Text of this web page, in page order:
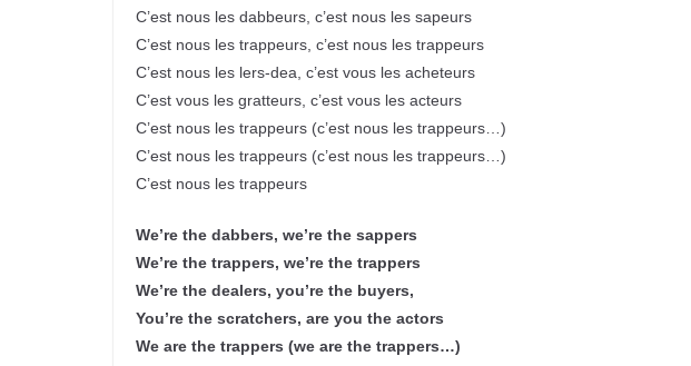
C’est nous les dabbeurs, c’est nous les sapeurs
C’est nous les trappeurs, c’est nous les trappeurs
C’est nous les lers-dea, c’est vous les acheteurs
C’est vous les gratteurs, c’est vous les acteurs
C’est nous les trappeurs (c’est nous les trappeurs…)
C’est nous les trappeurs (c’est nous les trappeurs…)
C’est nous les trappeurs
We’re the dabbers, we’re the sappers
We’re the trappers, we’re the trappers
We’re the dealers, you’re the buyers,
You’re the scratchers, are you the actors
We are the trappers (we are the trappers…)